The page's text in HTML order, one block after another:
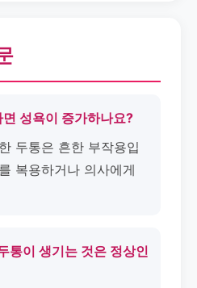
성욕이 증가하나요?
두통은 흔한 부작용입
복용하거나 의사에게
통이 생기는 것은 정상인